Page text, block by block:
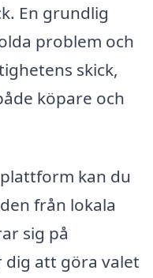
En grundlig
problem och
skick,
köpare och
kan du
från lokala
sig på
dig att göra valet